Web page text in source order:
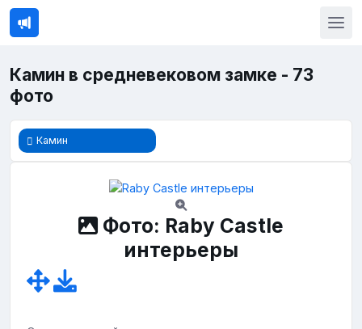
Камин в средневековом замке - 73
фото
Камин
Фото: Raby Castle
интерьеры